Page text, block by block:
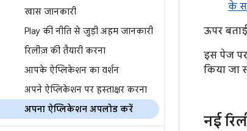
खास जानकारी
Play की नीति से जुड़ी अहम जानकारी
रिलीज़ की तैयारी करना
आपके ऐप्लिकेशन का वर्शन
अपने ऐप्लिकेशन पर हस्ताक्षर करना
अपना ऐप्लिकेशन अपलोड करें
के
ऊपर
इस पेज
किया जा
नई